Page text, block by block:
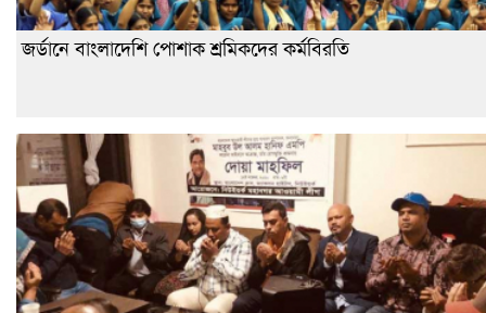
জর্ডানে বাংলাদেশি পোশাক শ্রমিকদের কর্মবিরতি